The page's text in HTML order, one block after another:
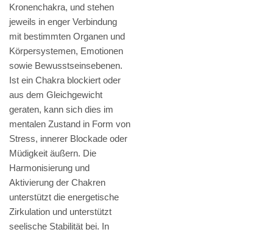
Kronenchakra, und stehen
jeweils in enger Verbindung
mit bestimmten Organen und
Körpersystemen, Emotionen
sowie Bewusstseinsebenen.
Ist ein Chakra blockiert oder
aus dem Gleichgewicht
geraten, kann sich dies im
mentalen Zustand in Form von
Stress, innerer Blockade oder
Müdigkeit äußern. Die
Harmonisierung und
Aktivierung der Chakren
unterstützt die energetische
Zirkulation und unterstützt
seelische Stabilität bei. In